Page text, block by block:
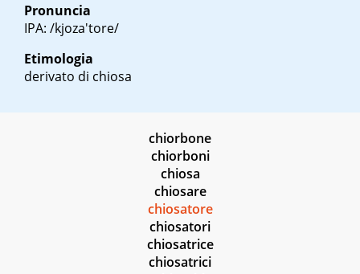
Pronuncia
IPA: /kjoza'tore/
Etimologia
derivato di chiosa
chiorbone
chiorboni
chiosa
chiosare
chiosatore
chiosatori
chiosatrice
chiosatrici